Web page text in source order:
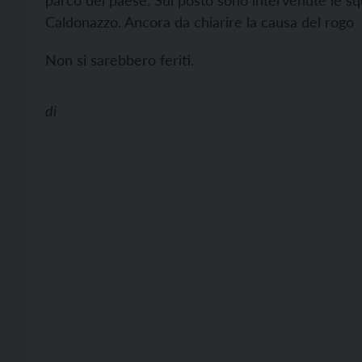
Caldonazzo. Ancora da chiarire la causa del rogo
Non si sarebbero feriti.
di